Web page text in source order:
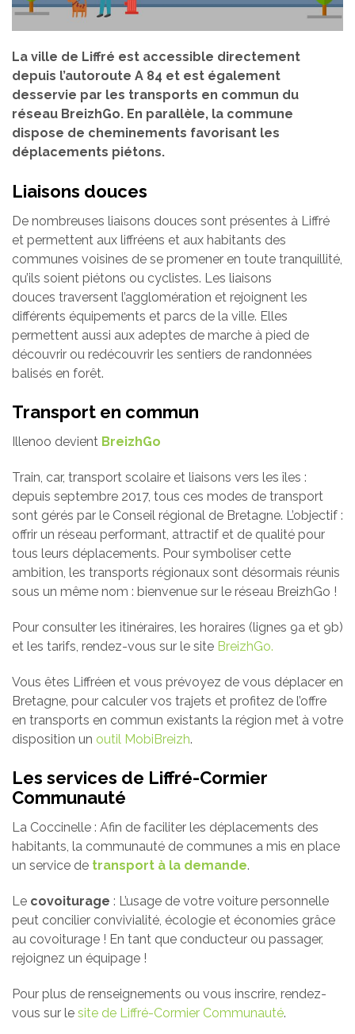
La ville de Liffré est accessible directement
depuis l’autoroute A 84 et est également
desservie par les transports en commun du
réseau BreizhGo. En parallèle, la commune
dispose de cheminements favorisant les
déplacements piétons.
Liaisons douces
De nombreuses liaisons douces sont présentes à Liffré
et permettent aux liffréens et aux habitants des
communes voisines de se promener en toute tranquillité,
qu’ils soient piétons ou cyclistes. Les liaisons
douces traversent l’agglomération et rejoignent les
différents équipements et parcs de la ville. Elles
permettent aussi aux adeptes de marche à pied de
découvrir ou redécouvrir les sentiers de randonnées
balisés en forêt.
Transport en commun
Illenoo devient BreizhGo
Train, car, transport scolaire et liaisons vers les îles :
depuis septembre 2017, tous ces modes de transport
sont gérés par le Conseil régional de Bretagne. L’objectif :
offrir un réseau performant, attractif et de qualité pour
tous leurs déplacements. Pour symboliser cette
ambition, les transports régionaux sont désormais réunis
sous un même nom : bienvenue sur le réseau BreizhGo !
Pour consulter les itinéraires, les horaires (lignes 9a et 9b)
et les tarifs, rendez-vous sur le site BreizhGo.
Vous êtes Liffréen et vous prévoyez de vous déplacer en
Bretagne, pour calculer vos trajets et profitez de l’offre
en transports en commun existants la région met à votre
disposition un outil MobiBreizh.
Les services de Liffré-Cormier
Communauté
La Coccinelle : Afin de faciliter les déplacements des
habitants, la communauté de communes a mis en place
un service de transport à la demande.
Le covoiturage : L’usage de votre voiture personnelle
peut concilier convivialité, écologie et économies grâce
au covoiturage ! En tant que conducteur ou passager,
rejoignez un équipage !
Pour plus de renseignements ou vous inscrire, rendez-
vous sur le site de Liffré-Cormier Communauté.